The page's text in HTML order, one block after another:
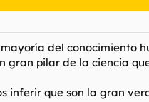
del conocimiento
gran pilar de la ciencia
inferir que son la gran